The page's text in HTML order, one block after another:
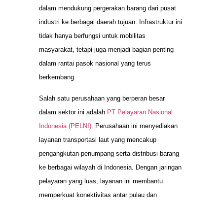
dalam mendukung pergerakan barang dari pusat
industri ke berbagai daerah tujuan. Infrastruktur ini
tidak hanya berfungsi untuk mobilitas
masyarakat, tetapi juga menjadi bagian penting
dalam rantai pasok nasional yang terus
berkembang.
Salah satu perusahaan yang berperan besar
dalam sektor ini adalah PT Pelayaran Nasional
Indonesia (PELNI) . Perusahaan ini menyediakan
layanan transportasi laut yang mencakup
pengangkutan penumpang serta distribusi barang
ke berbagai wilayah di Indonesia. Dengan jaringan
pelayaran yang luas, layanan ini membantu
memperkuat konektivitas antar pulau dan